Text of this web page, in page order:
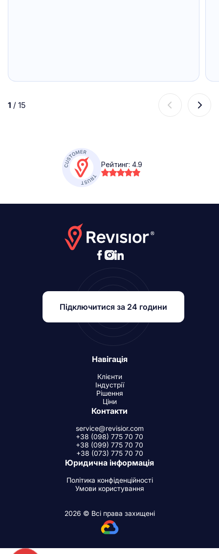
1 / 15
Рейтинг: 4.9
Навігація
Клієнти
Індустрії
Рішення
Ціни
Контакти
service@revisior.com
+38 (098) 775 70 70
+38 (099) 775 70 70
+38 (073) 775 70 70
Юридична інформація
Політика конфіденційності
Умови користування
Підключитися за 24 години
2026 © Всі права захищені